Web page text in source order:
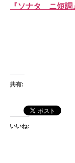
『ソナタ ニ短調
共有:
いいね: